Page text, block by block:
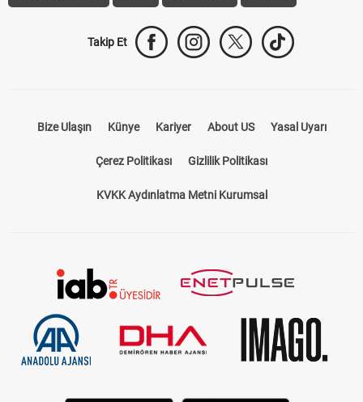
Takip Et
Bize Ulaşın Künye Kariyer About US Yasal Uyarı
Çerez Politikası Gizlilik Politikası
KVKK Aydınlatma Metni Kurumsal